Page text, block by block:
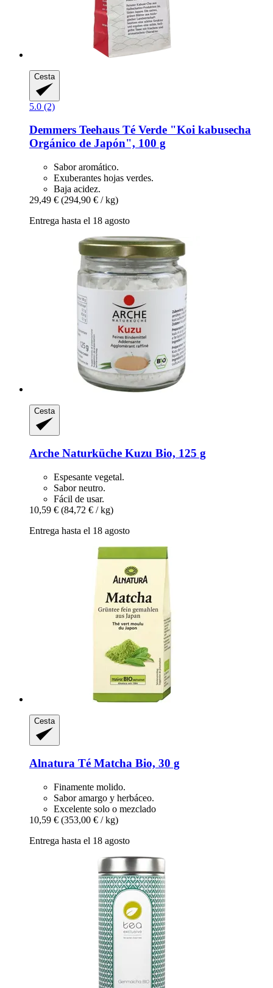
Cesta
5.0 (2)
Demmers Teehaus Té Verde "Koi kabusecha
Orgánico de Japón", 100 g
Sabor aromático.
Exuberantes hojas verdes.
Baja acidez.
29,49 € (294,90 € / kg)
Entrega hasta el 18 agosto
Cesta
Arche Naturküche Kuzu Bio, 125 g
Espesante vegetal.
Sabor neutro.
Fácil de usar.
10,59 € (84,72 € / kg)
Entrega hasta el 18 agosto
Cesta
Alnatura Té Matcha Bio, 30 g
Finamente molido.
Sabor amargo y herbáceo.
Excelente solo o mezclado
10,59 € (353,00 € / kg)
Entrega hasta el 18 agosto